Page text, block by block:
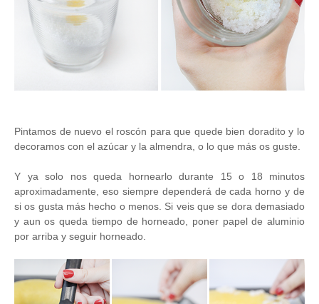
Pintamos de nuevo el roscón para que quede bien doradito y lo
decoramos con el azúcar y la almendra, o lo que más os guste.
Y ya solo nos queda hornearlo durante 15 o 18 minutos
aproximadamente, eso siempre dependerá de cada horno y de
si os gusta más hecho o menos. Si veis que se dora demasiado
y aun os queda tiempo de horneado, poner papel de aluminio
por arriba y seguir horneado.